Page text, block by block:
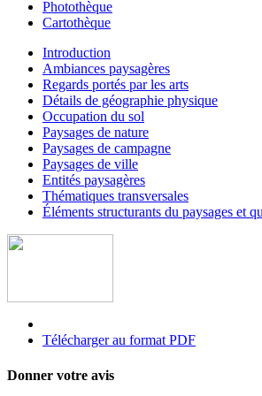
Photothèque
Cartothèque
Introduction
Ambiances paysagères
Regards portés par les arts
Détails de géographie physique
Occupation du sol
Paysages de nature
Paysages de campagne
Paysages de ville
Entités paysagères
Thématiques transversales
Éléments structurants du paysages et
Télécharger au format PDF
Donner votre avis